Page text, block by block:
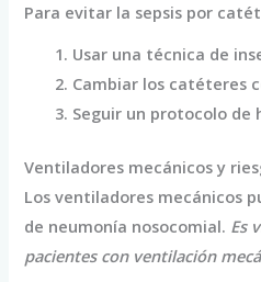
Para evitar la sepsis por
Usar una técnica de
Cambiar los catéteres
Seguir un protocolo de
Ventiladores mecánicos y
Los ventiladores mecánicos
de neumonía nosocomial. Es
pacientes con ventilación